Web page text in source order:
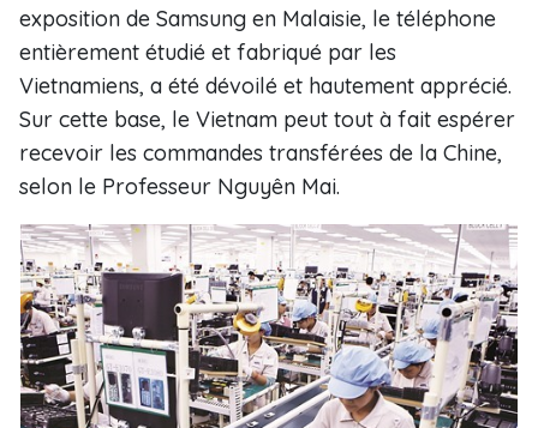
exposition de Samsung en Malaisie, le téléphone
entièrement étudié et fabriqué par les
Vietnamiens, a été dévoilé et hautement apprécié.
Sur cette base, le Vietnam peut tout à fait espérer
recevoir les commandes transférées de la Chine,
selon le Professeur Nguyên Mai.